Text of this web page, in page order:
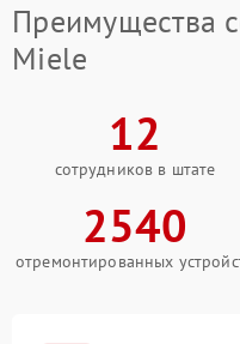
Преимущества
Miele
12
сотрудников в штате
2540
отремонтированных